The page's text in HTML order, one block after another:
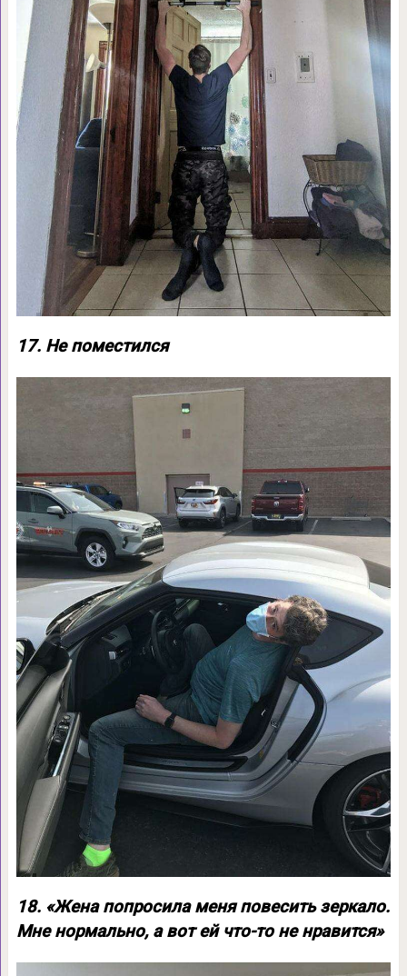
17. Не поместился
18. «Жена попросила меня повесить зеркало.
Мне нормально, а вот ей что-то не нравится»